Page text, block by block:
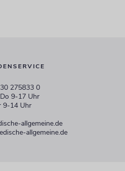
275833 0
9-17 Uhr
9-14 Uhr
allgemeine.de
allgemeine.de